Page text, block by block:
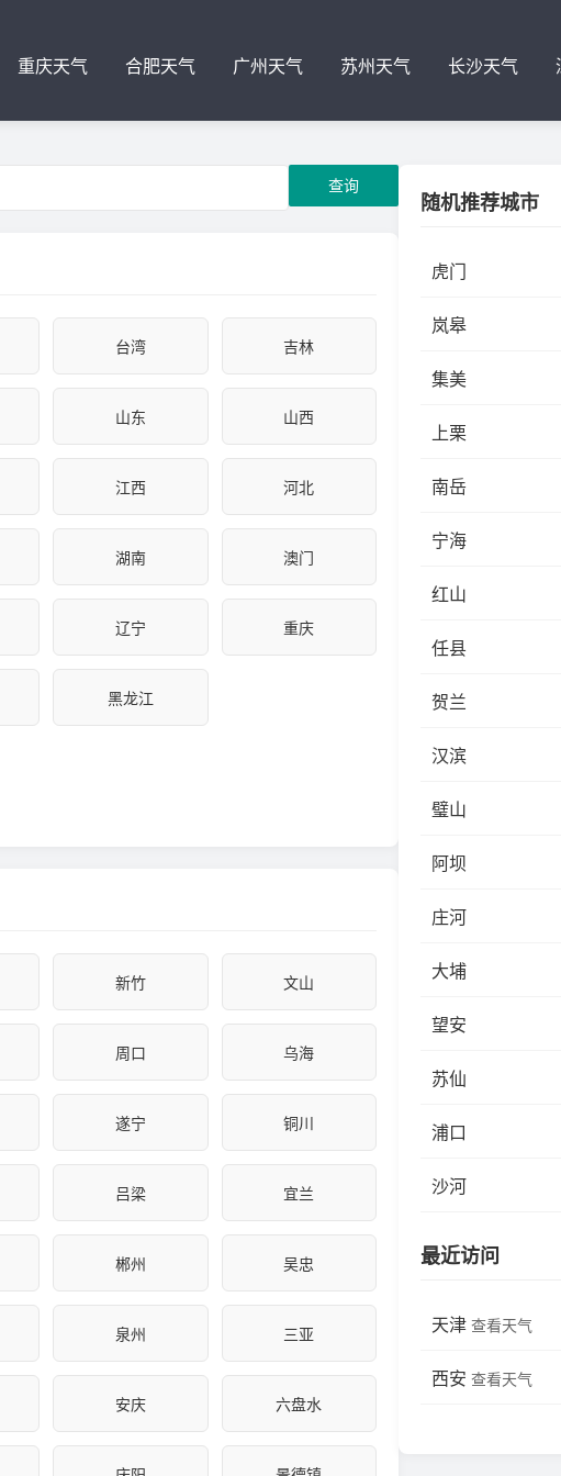
重庆天气 合肥天气 广州天气 苏州天气 长沙天气
查询
台湾 吉林
山东 山西
江西 河北
湖南 澳门
辽宁 重庆
黑龙江
新竹 文山
周口 乌海
遂宁 铜川
吕梁 宜兰
郴州 吴忠
泉州 三亚
安庆 六盘水
随机推荐城市
虎门
岚皋
集美
上栗
南岳
宁海
红山
任县
贺兰
汉滨
璧山
阿坝
庄河
大埔
望安
苏仙
浦口
沙河
最近访问
天津 查看天气
西安 查看天气